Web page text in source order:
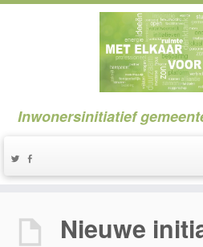
Inwonersinitiatief
Nieuwe